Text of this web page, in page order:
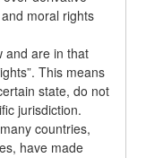
moral rights
and are in that
This means
state, do not
jurisdiction.
countries,
have made